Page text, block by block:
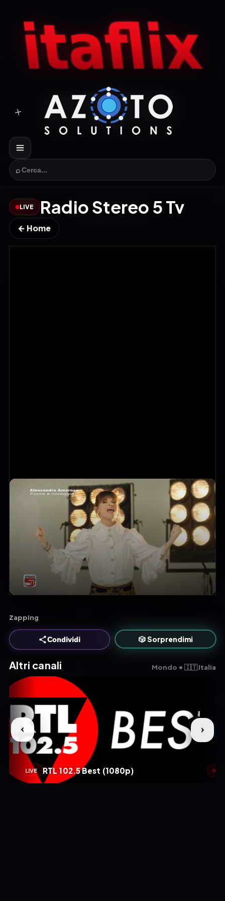
⌕
LIVE Radio Stereo 5 Tv
← Home
Zapping
Condividi 🎲 Sorprendimi
Altri canali Mondo • 🇮🇹 Italia
LIVE RTL 102.5 Best (1080p)